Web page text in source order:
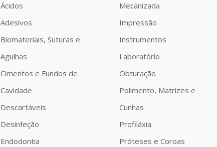
Ácidos
Adesivos
Biomateriais, Suturas e
Agulhas
Cimentos e Fundos de
Cavidade
Descartáveis
Desinfeção
Endodontia
Mecanizada
Impressão
Instrumentos
Laboratório
Obturação
Polimento, Matrizes e
Cunhas
Profiláxia
Próteses e Coroas